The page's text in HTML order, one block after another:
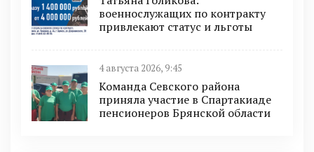
военнослужащих по контракту
привлекают статус и льготы
4 августа 2026, 9:45
Команда Севского района
приняла участие в Спартакиаде
пенсионеров Брянской области